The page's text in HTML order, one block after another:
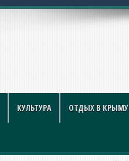
КУЛЬТУРА ОТДЫХ В КРЫМУ